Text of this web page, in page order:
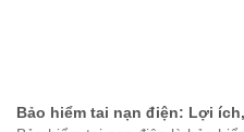
Bảo hiểm tai nạn điện: Lợi